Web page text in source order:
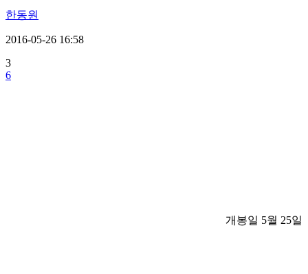
한동원
2016-05-26 16:58
3
6
개봉일 5월 25일